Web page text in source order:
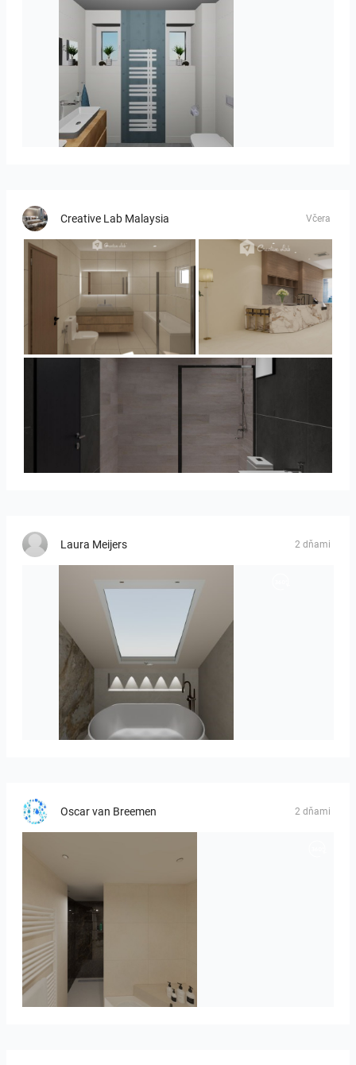
koupelna-01
Creative Lab Malaysia Včera
UMI_BATHROOM
Laura Meijers 2 dňami
Hofman_J-01
Oscar van Breemen 2 dňami
Badkamerhuis